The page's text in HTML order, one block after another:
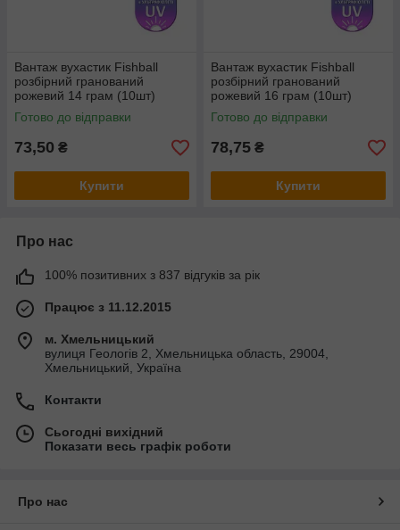
Вантаж вухастик Fishball
розбірний гранований
рожевий 14 грам (10шт)
Готово до відправки
73,50 ₴
Купити
Вантаж вухастик Fishball
розбірний гранований
рожевий 16 грам (10шт)
Готово до відправки
78,75 ₴
Купити
Про нас
100% позитивних з 837 відгуків за рік
Працює з 11.12.2015
м. Хмельницький
вулиця Геологів 2, Хмельницька область, 29004,
Хмельницький, Україна
Контакти
Сьогодні вихідний
Показати весь графік роботи
Про нас